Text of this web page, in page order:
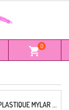
shopping_cart0
POCHOIR LETTRE A4 EN PLASTIQUE MYLAR ALPHABET RUSSIAN 33 MM